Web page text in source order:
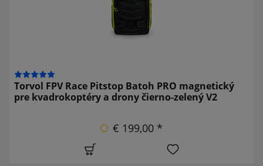
Torvol FPV Race Pitstop Batoh PRO magnetický
pre kvadrokoptéry a drony čierno-zelený V2
€ 199,00 *